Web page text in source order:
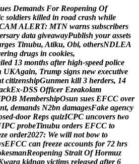
ues Demands For Reopening Of
c soldiers killed in road crash while
AMALERT: MTN warns subscribers
ersary data giveawayPublish your assets
rges Tinubu, Atiku, Obi, othersNDLEA
ering drugs in cookies,
iled 13 months after high-speed police
UKAgain, Trump signs new executive
t citizenshipGunmen kill 3 herders, 14
ckEx-DSS Officer Ezeakolam
POB MembershipOsun sues EFCC over
nt, demands N2bn damagesFake agency
sed-door Reps quizICPC uncovers two
IPC probeTinubu orders EFCC to
ze order2027: We will not bow to
sEFCC can freeze accounts for 72 hrs
kesmanReopening Strait Of Hormuz
wara kidnap victims released after 6